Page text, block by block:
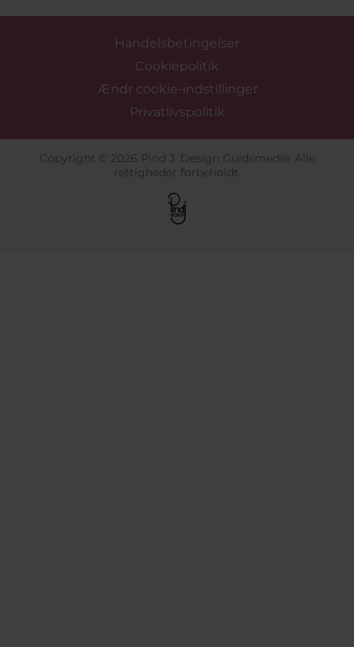
Handelsbetingelser
Cookiepolitik
Ændr cookie-indstillinger
Privatlivspolitik
Copyright © 2026 Pind J. Design Guldsmedie. Alle
rettigheder forbeholdt.